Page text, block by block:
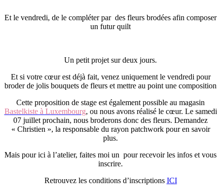
Et le vendredi, de le compléter par des fleurs brodées afin composer
un futur quilt
Un petit projet sur deux jours.
Et si votre cœur est déjà fait, venez uniquement le vendredi pour
broder de jolis bouquets de fleurs et mettre au point une composition
Cette proposition de stage est également possible au magasin
Bastelkiste à Luxembourg, ou nous avons réalisé le cœur. Le samedi
07 juillet prochain, nous broderons donc des fleurs. Demandez
« Christien », la responsable du rayon patchwork pour en savoir
plus.
Mais pour ici à l’atelier, faites moi un pour recevoir les infos et vous
inscrire.
Retrouvez les conditions d’inscriptions ICI